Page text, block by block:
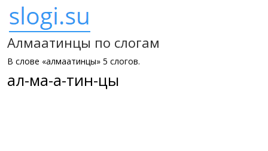
Алмаатинцы по слогам
В слове «алмаатинцы» 5 слогов.
ал-ма-а-тин-цы